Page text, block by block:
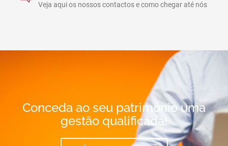
Veja aqui os nossos contactos e como chegar até nós
Conceda ao seu património uma
gestão qualificada!